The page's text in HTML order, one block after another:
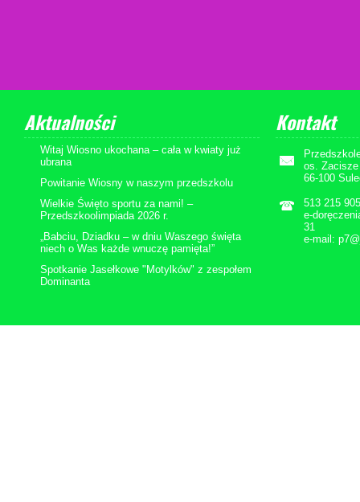
Aktualności
Witaj Wiosno ukochana – cała w kwiaty już
ubrana
Powitanie Wiosny w naszym przedszkolu
Wielkie Święto sportu za nami! –
Przedszkoolimpiada 2026 r.
„Babciu, Dziadku – w dniu Waszego święta
niech o Was każde wnuczę pamięta!”
Spotkanie Jasełkowe "Motylków" z zespołem
Dominanta
Kontakt
os.
66-100
513 215
e-
31
e-mail: